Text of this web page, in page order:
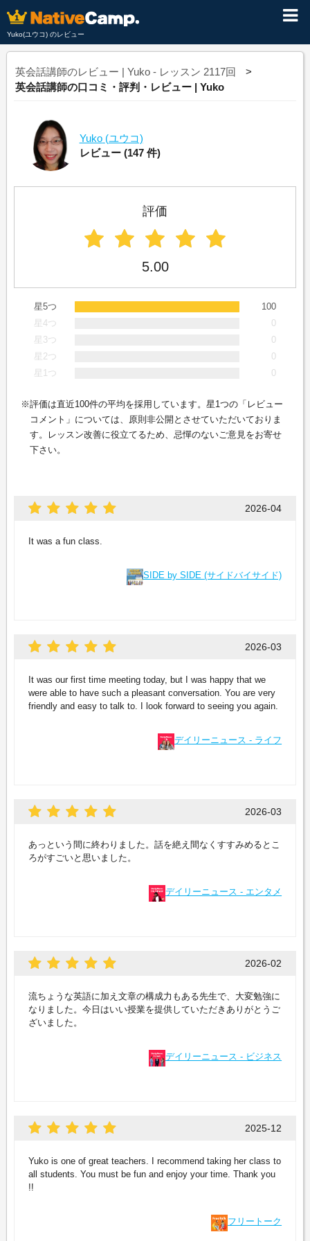
Yuko(ユウコ) のレビュー
英会話講師のレビュー | Yuko - レッスン 2117回
英会話講師の口コミ・評判・レビュー | Yuko
Yuko (ユウコ)
レビュー (147 件)
評価
5.00
星5つ
100
星4つ
0
星3つ
0
星2つ
0
星1つ
0
評価は直近100件の平均を採用しています。星1つの「レビュー
コメント」については、原則非公開とさせていただいておりま
す。レッスン改善に役立てるため、忌憚のないご意見をお寄せ
下さい。
2026-04
It was a fun class.
SIDE by SIDE (サイドバイサイド)
2026-03
It was our first time meeting today, but I was happy that we
were able to have such a pleasant conversation. You are very
friendly and easy to talk to. I look forward to seeing you again.
デイリーニュース - ライフ
2026-03
あっという間に終わりました。話を絶え間なくすすみめるとこ
ろがすごいと思いました。
デイリーニュース - エンタメ
2026-02
流ちょうな英語に加え文章の構成力もある先生で、大変勉強に
なりました。今日はいい授業を提供していただきありがとうご
ざいました。
デイリーニュース - ビジネス
2025-12
Yuko is one of great teachers. I recommend taking her class to
all students. You must be fun and enjoy your time. Thank you
!!
フリートーク